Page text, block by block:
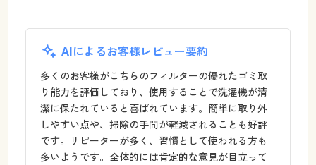
AIによるお客様レビュー要約
多くのお客様がこちらのフィルターの優れたゴミ取
り能力を評価しており、使用することで洗濯機が清
潔に保たれていると喜ばれています。簡単に取り外
しやすい点や、掃除の手間が軽減されることも好評
です。リピーターが多く、習慣として使われる方も
多いようです。全体的には肯定的な意見が目立って